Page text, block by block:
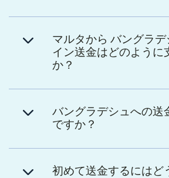
マルタから バングラデ
イン送金はどのように
か？
バングラデシュへの送
ですか？
初めて送金するにはど